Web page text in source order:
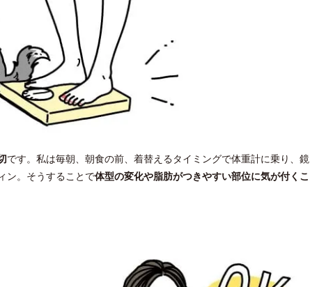
です。私は毎朝、朝食の前、着替えるタイミングで体重計に乗り、鏡
ン。そうすることで体型の変化や脂肪がつきやすい部位に気が付くこ